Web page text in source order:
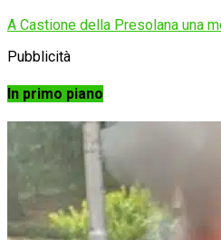
A Castione della Presolana una
Pubblicità
In primo piano